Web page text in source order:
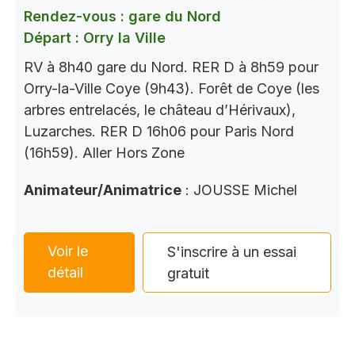
Rendez-vous : gare du Nord
Départ : Orry la Ville
RV à 8h40 gare du Nord. RER D à 8h59 pour
Orry-la-Ville Coye (9h43). Forêt de Coye (les
arbres entrelacés, le château d’Hérivaux),
Luzarches. RER D 16h06 pour Paris Nord
(16h59). Aller Hors Zone
Animateur/Animatrice : JOUSSE Michel
Voir le
détail
S'inscrire à un essai
gratuit